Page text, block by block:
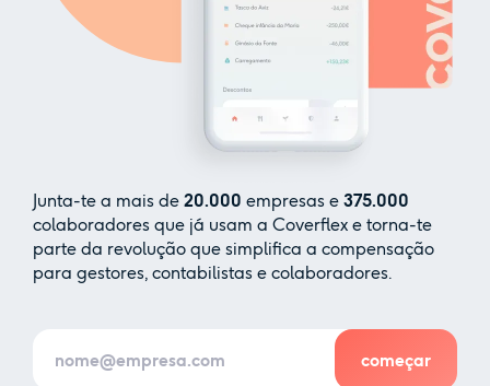
Junta-te a mais de 20.000 empresas e 375.000
colaboradores que já usam a Coverflex e torna-te
parte da revolução que simplifica a compensação
para gestores, contabilistas e colaboradores.